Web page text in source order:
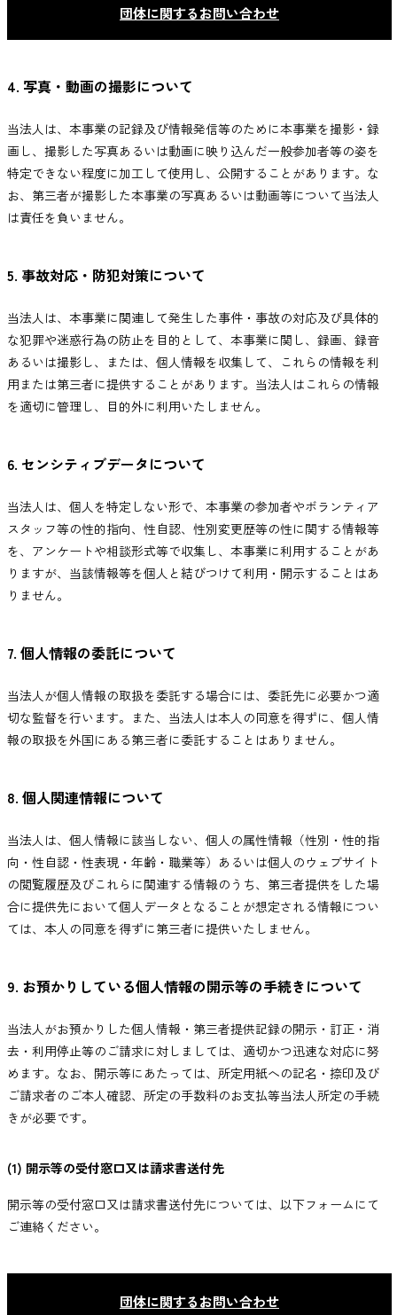
団体に関するお問い合わせ
4. 写真・動画の撮影について
当法人は、本事業の記録及び情報発信等のために本事業を撮影・録
画し、撮影した写真あるいは動画に映り込んだ一般参加者等の姿を
特定できない程度に加工して使用し、公開することがあります。な
お、第三者が撮影した本事業の写真あるいは動画等について当法人
は責任を負いません。
5. 事故対応・防犯対策について
当法人は、本事業に関連して発生した事件・事故の対応及び具体的
な犯罪や迷惑行為の防止を目的として、本事業に関し、録画、録音
あるいは撮影し、または、個人情報を収集して、これらの情報を利
用または第三者に提供することがあります。当法人はこれらの情報
を適切に管理し、目的外に利用いたしません。
6. センシティブデータについて
当法人は、個人を特定しない形で、本事業の参加者やボランティア
スタッフ等の性的指向、性自認、性別変更歴等の性に関する情報等
を、アンケートや相談形式等で収集し、本事業に利用することがあ
りますが、当該情報等を個人と結びつけて利用・開示することはあ
りません。
7. 個人情報の委託について
当法人が個人情報の取扱を委託する場合には、委託先に必要かつ適
切な監督を行います。また、当法人は本人の同意を得ずに、個人情
報の取扱を外国にある第三者に委託することはありません。
8. 個人関連情報について
当法人は、個人情報に該当しない、個人の属性情報（性別・性的指
向・性自認・性表現・年齢・職業等）あるいは個人のウェブサイト
の閲覧履歴及びこれらに関連する情報のうち、第三者提供をした場
合に提供先において個人データとなることが想定される情報につい
ては、本人の同意を得ずに第三者に提供いたしません。
9. お預かりしている個人情報の開示等の手続きについて
当法人がお預かりした個人情報・第三者提供記録の開示・訂正・消
去・利用停止等のご請求に対しましては、適切かつ迅速な対応に努
めます。なお、開示等にあたっては、所定用紙への記名・捺印及び
ご請求者のご本人確認、所定の手数料のお支払等当法人所定の手続
きが必要です。
(1) 開示等の受付窓口又は請求書送付先
開示等の受付窓口又は請求書送付先については、以下フォームにて
ご連絡ください。
団体に関するお問い合わせ